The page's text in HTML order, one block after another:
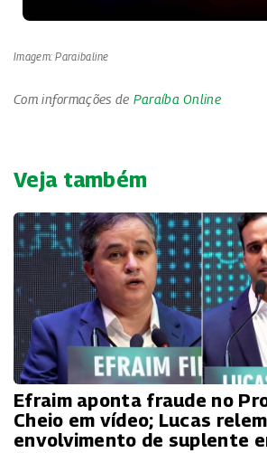
Imagem: Paraibaline
Com informações de Paraíba Online
Veja também
Efraim aponta fraude no
Cheio em vídeo; Lucas
envolvimento de suplente